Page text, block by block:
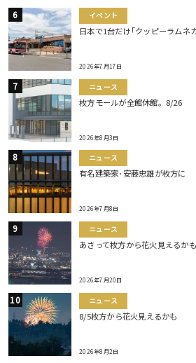
イベント
日本で1台だけ｢クッピーラムネ
2026年7月17日
ニュース
枚方モールが全館休館。8/26
2026年8月3日
ニュース
有名建築家･安藤忠雄が枚方に
2026年7月8日
ニュース
あさって枚方から花火見えるかも
2026年7月20日
ニュース
8/5枚方から花火見えるかも
2026年8月2日